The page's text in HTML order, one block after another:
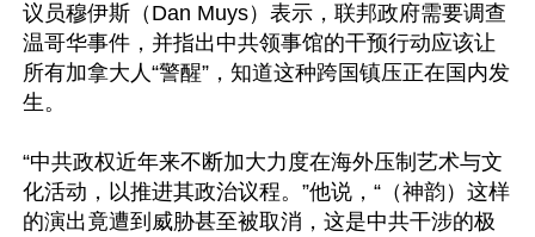
议员穆伊斯（Dan Muys）表示，联邦政府需要调查
温哥华事件，并指出中共领事馆的干预行动应该让
所有加拿大人“警醒”，知道这种跨国镇压正在国内发
生。
“中共政权近年来不断加大力度在海外压制艺术与文
化活动，以推进其政治议程。”他说，“（神韵）这样
的演出竟遭到威胁甚至被取消，这是中共干涉的极